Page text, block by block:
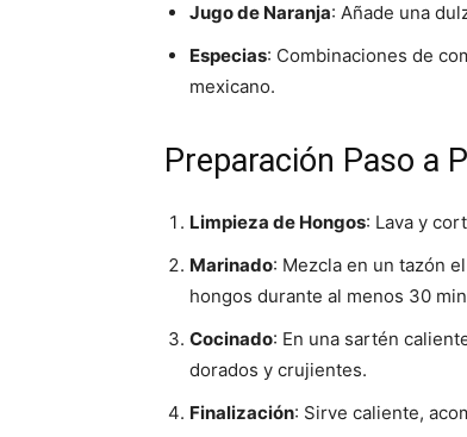
Jugo de Naranja: Añade una
Especias: Combinaciones de
mexicano.
Preparación Paso a
Limpieza de Hongos: Lava y
Marinado: Mezcla en un tazón
hongos durante al menos 30
Cocinado: En una sartén
dorados y crujientes.
Finalización: Sirve caliente,